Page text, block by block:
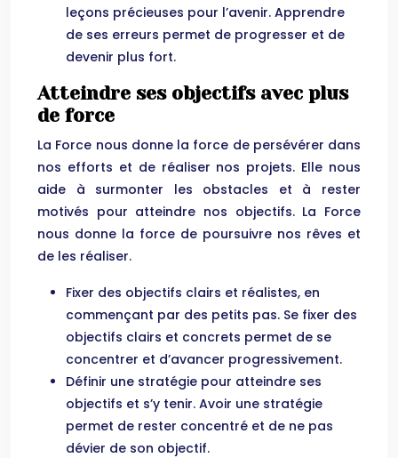
leçons précieuses pour l’avenir. Apprendre
de ses erreurs permet de progresser et de
devenir plus fort.
Atteindre ses objectifs avec plus
de force
La Force nous donne la force de persévérer dans
nos efforts et de réaliser nos projets. Elle nous
aide à surmonter les obstacles et à rester
motivés pour atteindre nos objectifs. La Force
nous donne la force de poursuivre nos rêves et
de les réaliser.
Fixer des objectifs clairs et réalistes, en
commençant par des petits pas. Se fixer des
objectifs clairs et concrets permet de se
concentrer et d’avancer progressivement.
Définir une stratégie pour atteindre ses
objectifs et s’y tenir. Avoir une stratégie
permet de rester concentré et de ne pas
dévier de son objectif.